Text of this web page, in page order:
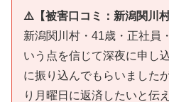
⚠️【被害口コミ：新潟関川
新潟関川村・41歳・正社員
いう点を信じて深夜に申し
に振り込んでもらいました
り月曜日に返済したいと伝